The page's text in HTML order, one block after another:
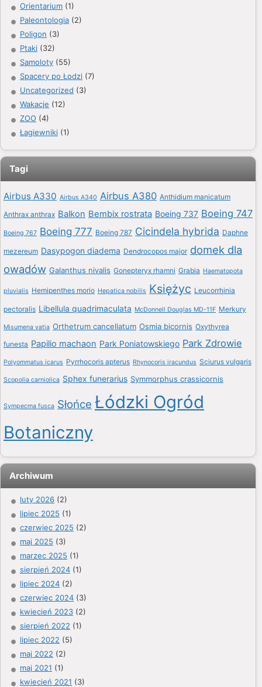
Orientarium (1)
Paleontologia (2)
Poligon (3)
Ptaki (32)
Samoloty (55)
Spacery po Łodzi (7)
Uncategorized (3)
Wakacje (12)
ZOO (4)
Łagiewniki (1)
Tagi
Airbus A330 Airbus A340 Airbus A380 Anthidium manicatum
Anthrax anthrax Balkon Bembix rostrata Boeing 737 Boeing 747
Boeing 767 Boeing 777 Boeing 787 Cicindela hybrida Daphne
mezereum Dasypogon diadema Dendrocopos major domek dla
owadów Galanthus nivalis Gonepteryx rhamni Grabia Haematopota
pluvialis Hemipenthes morio Hepatica nobilis Księżyc Leucorrhinia
pectoralis Libellula quadrimaculata McDonnell Douglas MD-11F Merkury
Misumena vatia Orthetrum cancellatum Osmia bicornis Oxythyrea
funesta Papilio machaon Park Poniatowskiego Park Zdrowie
Polyommatus icarus Pyrrhocoris apterus Rhynocoris iracundus Sciurus vulgaris
Scopolia carniolica Sphex funerarius Symmorphus crassicornis
Sympecma fusca Słońce Łódzki Ogród
Botaniczny
Archiwum
luty 2026 (2)
lipiec 2025 (1)
czerwiec 2025 (2)
maj 2025 (3)
marzec 2025 (1)
sierpień 2024 (1)
lipiec 2024 (2)
czerwiec 2024 (3)
kwiecień 2023 (2)
sierpień 2022 (1)
lipiec 2022 (5)
maj 2022 (2)
maj 2021 (1)
kwiecień 2021 (3)